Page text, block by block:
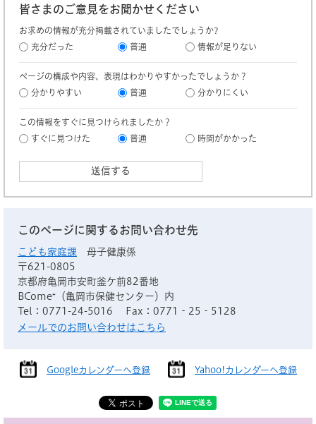
皆さまのご意見をお聞かせください
お求めの情報が充分掲載されていましたでしょうか?
充分だった
普通 情報が足りない
ページの構成や内容、表現はわかりやすかったでしょうか？
分かりやすい
普通 分かりにくい
この情報をすぐに見つけられましたか？
すぐに見つけた
普通 時間がかかった
このページに関するお問い合わせ先
こども家庭課
母子健康係
〒621-0805
京都府亀岡市安町釜ケ前82番地
BCome⁺（亀岡市保健センター）内
Tel：0771-24-5016
Fax：0771‐25‐5128
メールでのお問い合わせはこちら
Googleカレンダーへ登録 Yahoo!カレンダーへ登録